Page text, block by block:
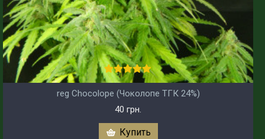
reg Chocolope (Чоколопе ТГК 24%)
40 грн.
Купить